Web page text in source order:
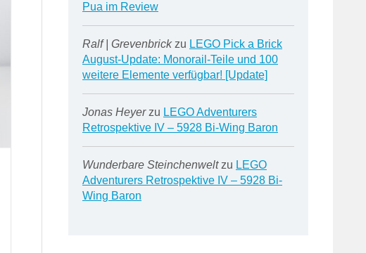
Pua im Review
Ralf | Grevenbrickzu LEGO Pick a Brick
August-Update: Monorail-Teile und 100
weitere Elemente verfügbar! [Update]
Jonas Heyerzu LEGO Adventurers
Retrospektive IV – 5928 Bi-Wing Baron
Wunderbare Steinchenweltzu LEGO
Adventurers Retrospektive IV – 5928 Bi-
Wing Baron